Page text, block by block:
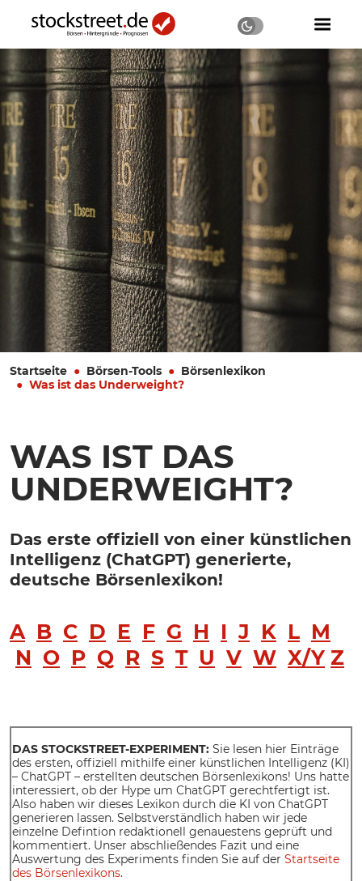
Startseite Börsen-Tools
Börsenlexikon
Was ist das Underweight?
WAS IST DAS
UNDERWEIGHT?
Das erste offiziell von einer künstlichen
Intelligenz (ChatGPT) generierte,
deutsche Börsenlexikon!
A B C D E F G H I J K L M
N O P Q R S T U V W X/Y Z
DAS STOCKSTREET-EXPERIMENT: Sie lesen hier Einträge
des ersten, offiziell mithilfe einer künstlichen Intelligenz (KI)
– ChatGPT – erstellten deutschen Börsenlexikons! Uns hatte
interessiert, ob der Hype um ChatGPT gerechtfertigt ist.
Also haben wir dieses Lexikon durch die KI von ChatGPT
generieren lassen. Selbstverständlich haben wir jede
einzelne Defintion redaktionell genauestens geprüft und
kommentiert. Unser abschließendes Fazit und eine
Auswertung des Experiments finden Sie auf der Startseite
des Börsenlexikons.